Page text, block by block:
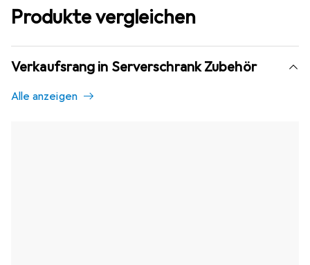
Produkte vergleichen
Verkaufsrang in Serverschrank Zubehör
Alle anzeigen